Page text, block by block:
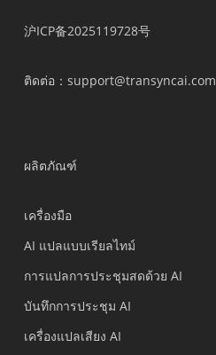
沪ICP备2025119728号
ติดต่อ：support@transyncai.com
ผลิตภัณฑ์
เครื่องมือ
AI แปลแบบเรียลไทม์
การแปลการประชุมสดด้วย AI
บันทึกการประชุม AI
เครื่องแปลเสียง AI